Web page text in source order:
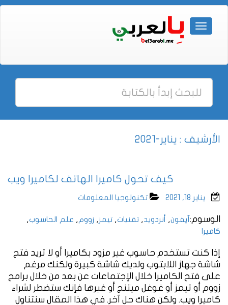
الأرشيف : يناير-2021
كيف تحول كاميرا الهاتف لكاميرا ويب
يناير 18, 2021 تكنولوجيا المعلومات
الوسوم: آيفون, أنردويد, تقنيات, تيمز, زووم , علم الحاسوب,
كاميرا
إذا كنت تستخدم حاسوب غير مزود بكاميرا أو لا تريد فتح
شاشة جهاز اللابتوب ولديك شاشة كبيرة ولكنك مرغم
على فتح الكاميرا خلال الإجتماعات عن بعد من خلال برامج
زووم أو تيمز أو غوغل ميتنج أو غيرها فإنك ستضطر لشراء
كاميرا ويب. ولكن هناك حل آخر. في هذا المقال سنتناول